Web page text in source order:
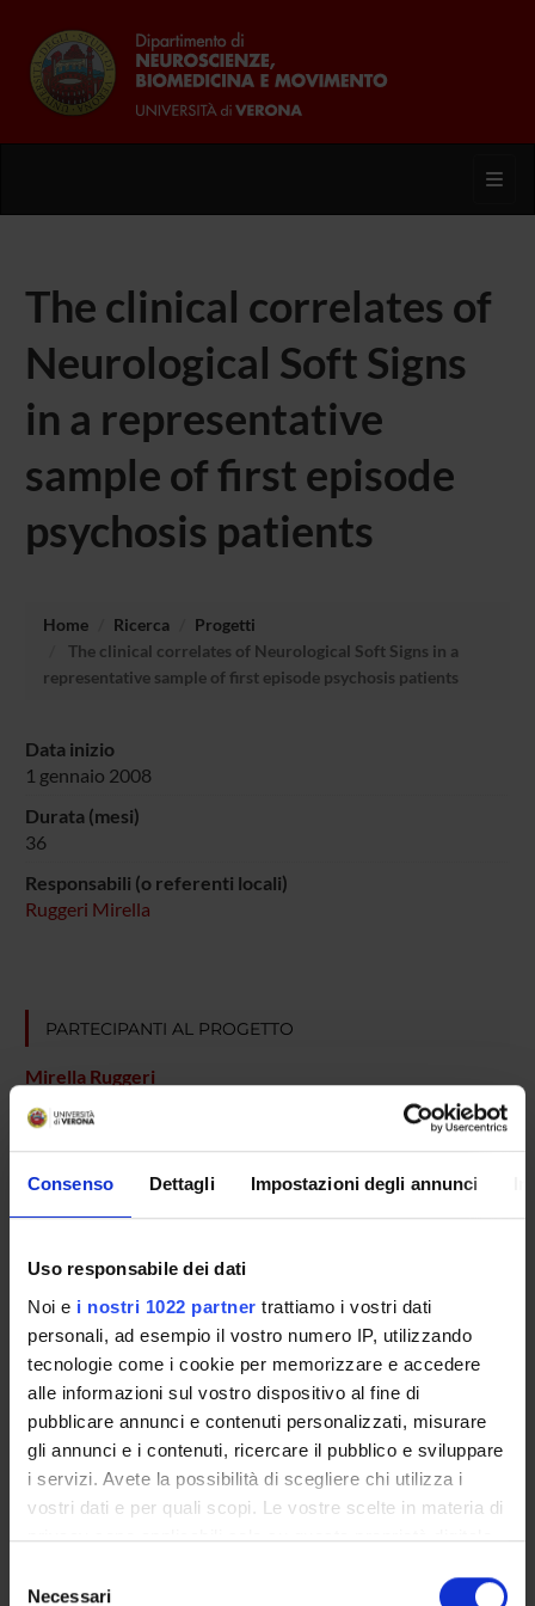
Consenso Dettagli Impostazioni degli annunci
Uso responsabile dei dati
Noi e i nostri 1022 partner trattiamo i vostri dati
personali, ad esempio il vostro numero IP, utilizzando
tecnologie come i cookie per memorizzare e accedere
alle informazioni sul vostro dispositivo al fine di
pubblicare annunci e contenuti personalizzati, misurare
gli annunci e i contenuti, ricercare il pubblico e sviluppare
i servizi. Avete la possibilità di scegliere chi utilizza i
vostri dati e per quali scopi. Le vostre scelte in materia di
privacy sono applicabili solo su questa proprietà digitale
modificare o revocare il proprio consenso in qualsiasi
delNecessari
The clinical correlates of
Neurological Soft Signs
in a representative
sample of first episode
psychosis patients
Home Ricerca
Progetti
The clinical correlates of Neurological Soft Signs in a
representative sample of first episode psychosis patients
Data inizio
1 gennaio 2008
Durata (mesi)
36
Responsabili (o referenti locali)
Ruggeri Mirella
PARTECIPANTI AL PROGETTO
Mirella Ruggeri
AREE DI RICERCA COINVOLTE DAL PROGETTO
Psychiatry
SEZIONI
Psichiatria
ATTIVITÀ